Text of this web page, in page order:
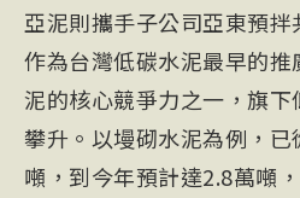
亞泥則攜手子公司亞東預拌
作為台灣低碳水泥最早的
泥的核心競爭力之一，旗
攀升。以墁砌水泥為例，
噸，到今年預計達2.8萬噸